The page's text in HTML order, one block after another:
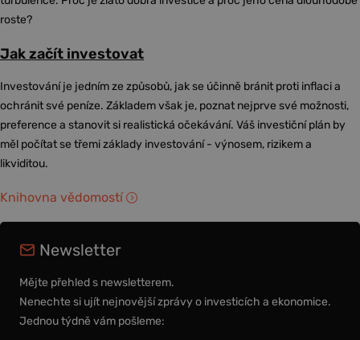
roste?
Jak začít investovat
Investování je jedním ze způsobů, jak se účinně bránit proti inflaci a
ochránit své peníze. Základem však je, poznat nejprve své možnosti,
preference a stanovit si realistická očekávání. Váš investiční plán by
měl počítat se třemi základy investování - výnosem, rizikem a
likviditou.
Knihovna vědomostí
Newsletter
Mějte přehled s newsletterem.
Nenechte si ujít nejnovější zprávy o investicích a ekonomice.
Jednou týdně vám pošleme: